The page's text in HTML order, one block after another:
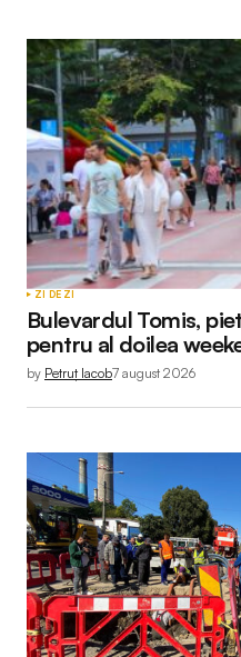
ZI DE ZI
Bulevardul Tomis,
pentru al doilea
by Petruț Iacob7 august 2026